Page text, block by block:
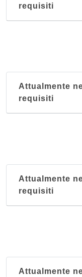
requisiti
Attualmente
requisiti
Attualmente
requisiti
Attualmente